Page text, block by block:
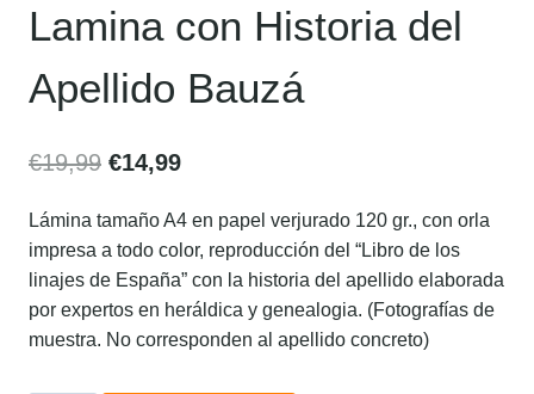
Lamina con Historia del
Apellido Bauzá
€19,99 €14,99
Lámina tamaño A4 en papel verjurado 120 gr., con orla
impresa a todo color, reproducción del “Libro de los
linajes de España” con la historia del apellido elaborada
por expertos en heráldica y genealogia. (Fotografías de
muestra. No corresponden al apellido concreto)